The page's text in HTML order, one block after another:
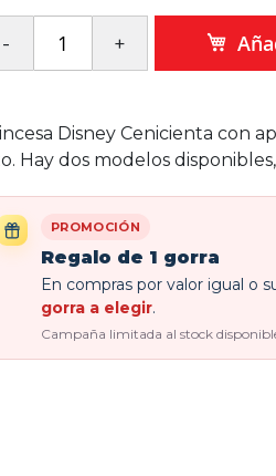
Disney Cenicienta con
Hay dos modelos
PROMOCIÓN
Regalo de 1 gorra
En compras por valor igual o
gorra a elegir.
Campaña limitada al stock